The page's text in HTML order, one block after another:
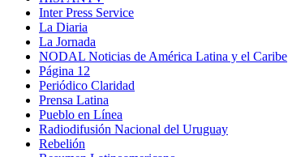
Inter Press Service
La Diaria
La Jornada
NODAL Noticias de América Latina y el Caribe
Página 12
Periódico Claridad
Prensa Latina
Pueblo en Línea
Radiodifusión Nacional del Uruguay
Rebelión